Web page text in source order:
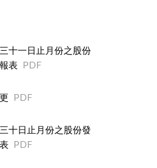
十一日止月份之股份
表 PDF
PDF
十日止月份之股份發
PDF